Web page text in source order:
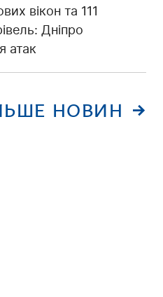
вікон та 111
Дніпро
атак
НОВИН